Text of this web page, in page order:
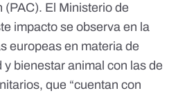
(PAC). El Ministerio de
impacto se observa en la
europeas en materia de
bienestar animal con las de
que “cuentan con